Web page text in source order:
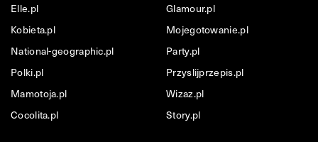
Elle.pl
Glamour.pl
Kobieta.pl
Mojegotowanie.pl
National-geographic.pl
Party.pl
Polki.pl
Przyslijprzepis.pl
Mamotoja.pl
Wizaz.pl
Cocolita.pl
Story.pl